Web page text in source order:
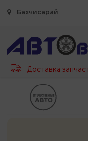
Бахчисарай
Доставка